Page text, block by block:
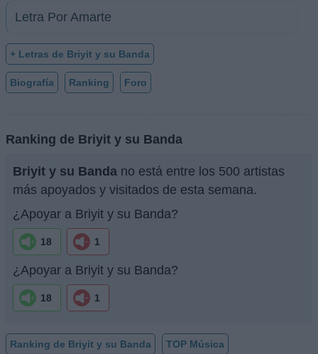
Letra Por Amarte
+ Letras de Briyit y su Banda
Biografía Ranking Foro
Ranking de Briyit y su Banda
Briyit y su Banda no está entre los 500 artistas
más apoyados y visitados de esta semana.
¿Apoyar a Briyit y su Banda?
18 1
¿Apoyar a Briyit y su Banda?
18 1
Ranking de Briyit y su Banda TOP Música